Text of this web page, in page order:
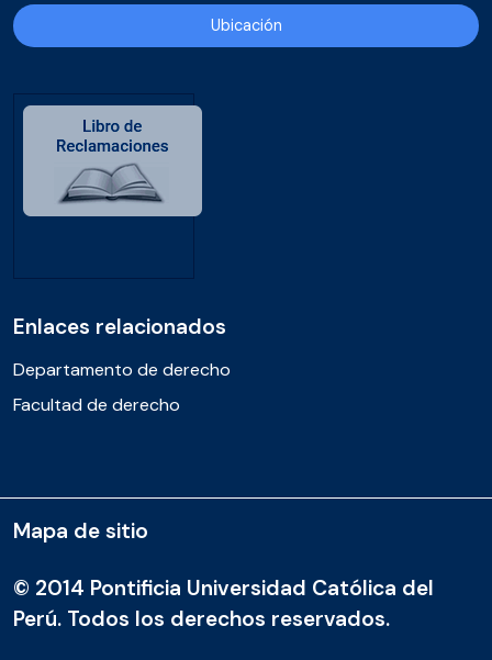
Ubicación
Enlaces relacionados
Departamento de derecho
Facultad de derecho
© 2014 Pontificia Universidad Católica del
Perú. Todos los derechos reservados.
Mapa de sitio